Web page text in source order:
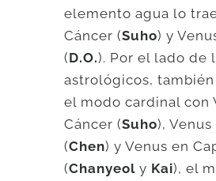
elemento agua lo
Cáncer (Suho) y
(D.O.). Por el lado de
astrológicos,
el modo cardinal con
Cáncer (Suho),
(Chen) y Venus en
(Chanyeol y Kai), el